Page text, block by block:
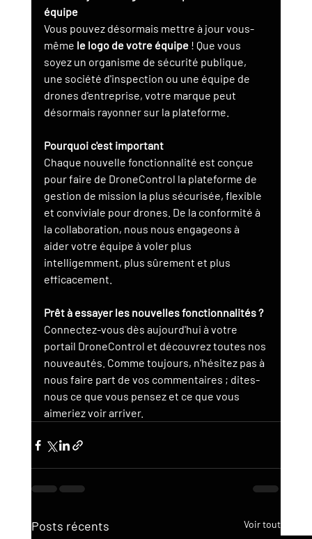
équipe
Vous pouvez désormais mettre à jour vous-
même le logo de votre équipe ! Que vous
soyez un organisme de sécurité publique,
une société d'inspection ou une équipe de
drones d'entreprise, votre marque peut
désormais rayonner sur la plateforme.
Pourquoi c'est important
Chaque nouvelle fonctionnalité est conçue
pour faire de DroneControl la plateforme de
gestion de mission la plus sécurisée, flexible
et conviviale pour drones. De la conformité à
la collaboration, nous nous engageons à
aider votre équipe à voler plus
intelligemment, plus sûrement et plus
efficacement.
Prêt à essayer les nouvelles fonctionnalités ?
Connectez-vous dès aujourd'hui à votre
portail DroneControl et découvrez toutes nos
nouveautés. Comme toujours, n'hésitez pas à
nous faire part de vos commentaires ; dites-
nous ce que vous pensez et ce que vous
aimeriez voir arriver.
Posts récents Voir tout